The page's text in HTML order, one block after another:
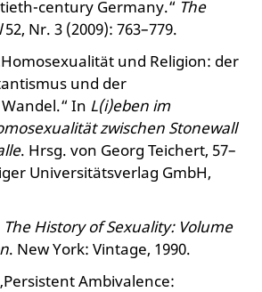
century Germany.“ The
52, Nr. 3 (2009): 763–779.
und Religion: der
und der
In L(i)eben im
zwischen Stonewall
. Hrsg. von Georg Teichert, 57–
Universitätsverlag GmbH,
The History of Sexuality: Volume
. New York: Vintage, 1990.
Ambivalence: